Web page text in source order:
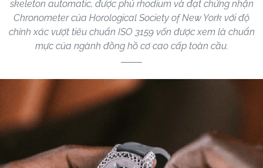
skeleton automatic, được phủ rhodium và đạt chứng nhận
Chronometer của Horological Society of New York với độ
chính xác vượt tiêu chuẩn ISO 3159 vốn được xem là chuẩn
mực của ngành đồng hồ cơ cao cấp toàn cầu.